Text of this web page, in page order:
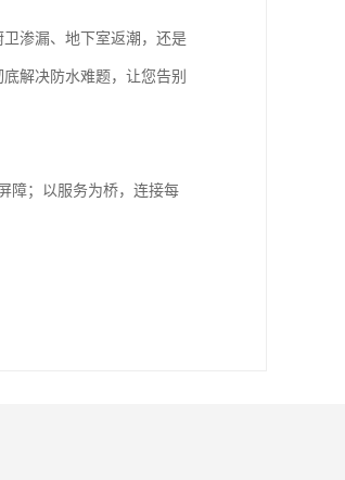
渗漏、地下室返潮，还是
解决防水难题，让您告别
障；以服务为桥，连接每